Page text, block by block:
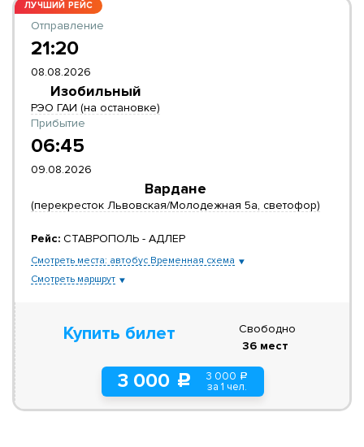
ЛУЧШИЙ РЕЙС
Отправление
21:20
08.08.2026
Изобильный
РЭО ГАИ (на остановке)
Прибытие
06:45
09.08.2026
Вардане
(перекресток Львовская/Молодежная 5а, светофор)
Рейс: СТАВРОПОЛЬ - АДЛЕР
Смотреть места: автобус Временная схема
Смотреть маршрут
Купить билет
3 000 c 3 000 a
за 1 чел.
Свободно
36 мест